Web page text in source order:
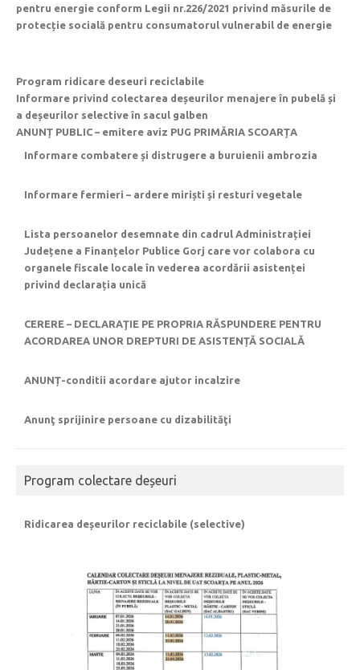
pentru energie conform Legii nr.226/2021 privind măsurile de
protecție socială pentru consumatorul vulnerabil de energie
Program ridicare deseuri reciclabile
Informare privind colectarea deșeurilor menajere în pubelă și
a deșeurilor selective în sacul galben
ANUNȚ PUBLIC – emitere aviz PUG PRIMĂRIA SCOARȚA
Informare combatere și distrugere a buruienii ambrozia
Informare fermieri – ardere miriști și resturi vegetale
Lista persoanelor desemnate din cadrul Administrației
Județene a Finanțelor Publice Gorj care vor colabora cu
organele fiscale locale în vederea acordării asistenței
privind declarația unică
CERERE – DECLARAŢIE PE PROPRIA RĂSPUNDERE PENTRU
ACORDAREA UNOR DREPTURI DE ASISTENȚĂ SOCIALĂ
ANUNȚ-conditii acordare ajutor incalzire
Anunţ sprijinire persoane cu dizabilităţi
Program colectare deșeuri
Ridicarea deșeurilor reciclabile (selective)